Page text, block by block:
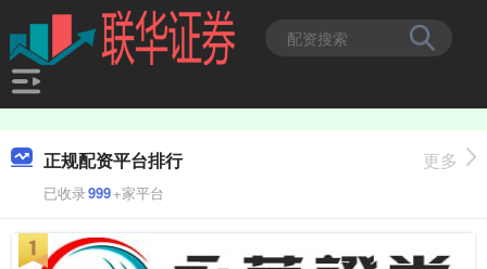
正规配资平台排行
已收录999+家平台
更多